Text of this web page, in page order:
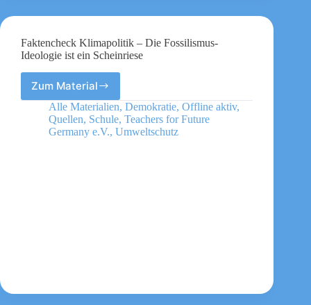
Faktencheck Klimapolitik – Die Fossilismus-
Ideologie ist ein Scheinriese
Zum MaterialFaktencheck
Klimapolitik
–
Die
Alle Materialien, Demokratie, Offline aktiv,
Quellen, Schule, Teachers for Future
Germany e.V., Umweltschutz